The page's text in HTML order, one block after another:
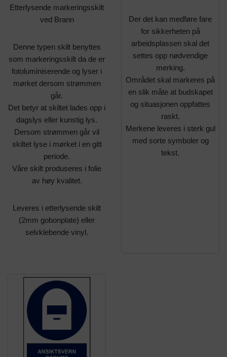
Etterlysende markeringsskilt
ved Brann
Denne typen skilt benyttes
som markeringsskilt da de er
fotoluminiserende og lyser i
mørket dersom strømmen
går.
Det betyr at skiltet lades opp i
dagslys eller kunstig lys.
Dersom strømmen går vil
skiltet lyse i mørket i en gitt
periode.
Våre skilt produseres i folie
av høy kvalitet.
Leveres i etterlysende skilt
(2mm gobonplate) eller
selvklebende vinyl.
Der det kan medføre fare
for sikkerheten på
arbeidsplassen skal det
settes opp nødvendige
merking.
Området skal markeres på
en slik måte at budskapet
og situasjonen oppfattes
raskt.
Merkene leveres i sterk gul
med sorte symboler og
tekst.